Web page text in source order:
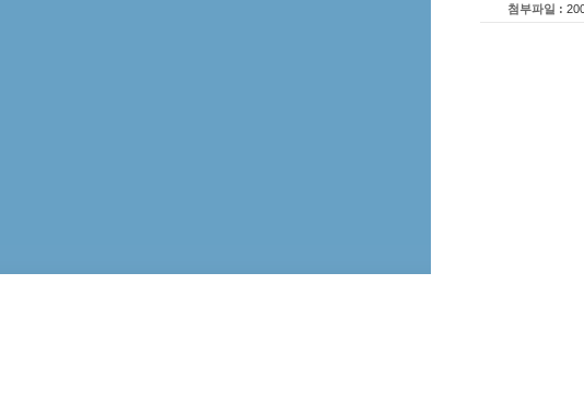
첨부파일 :